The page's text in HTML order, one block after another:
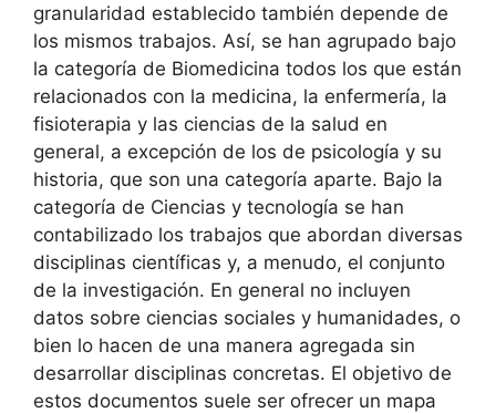
granularidad establecido también depende de
los mismos trabajos. Así, se han agrupado bajo
la categoría de Biomedicina todos los que están
relacionados con la medicina, la enfermería, la
fisioterapia y las ciencias de la salud en
general, a excepción de los de psicología y su
historia, que son una categoría aparte. Bajo la
categoría de Ciencias y tecnología se han
contabilizado los trabajos que abordan diversas
disciplinas científicas y, a menudo, el conjunto
de la investigación. En general no incluyen
datos sobre ciencias sociales y humanidades, o
bien lo hacen de una manera agregada sin
desarrollar disciplinas concretas. El objetivo de
estos documentos suele ser ofrecer un mapa